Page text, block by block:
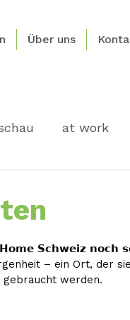
Über uns
at work
𝗦𝗰𝗵𝘄𝗲𝗶𝘇 𝗻𝗼𝗰𝗵
– ein Ort, der
werden.